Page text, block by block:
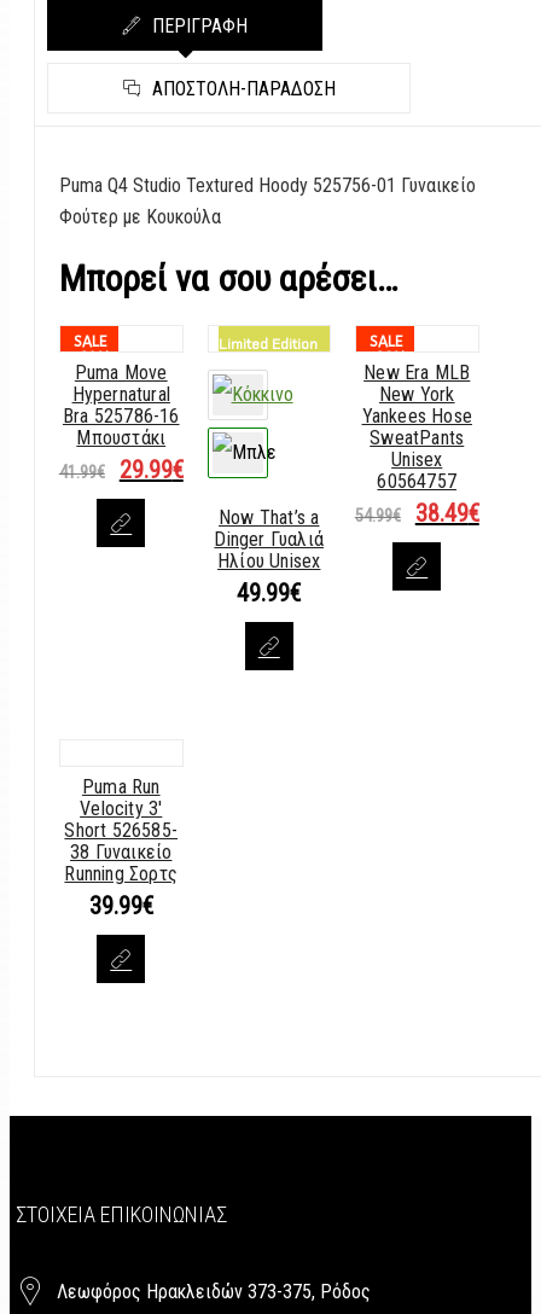
ΠΕΡΙΓΡΑΦΗ
ΑΠΟΣΤΟΛΉ-ΠΑΡΆΔΟΣΗ
Puma Q4 Studio Textured Hoody 525756-01 Γυναικείο
Φούτερ με Κουκούλα
Μπορεί να σου αρέσει…
SALE
Puma Move
Hypernatural
Bra 525786-16
Μπουστάκι
41.99€
Original
price
was:
41.99€.
29.99€
είναι:
29.99€.
Limited Edition
Now That’s a
Dinger Γυαλιά
Ηλίου Unisex
49.99€
SALE
New Era MLB
New York
Yankees Hose
SweatPants
Unisex
60564757
54.99€
Original
price
was:
54.99€.
38.49€
Puma Run
Velocity 3′
Short 526585-
38 Γυναικείο
Running Σορτς
39.99€
ΣΤΟΙΧΕΊΑ ΕΠΙΚΟΙΝΩΝΊΑΣ
Λεωφόρος Ηρακλειδών 373-375, Ρόδος